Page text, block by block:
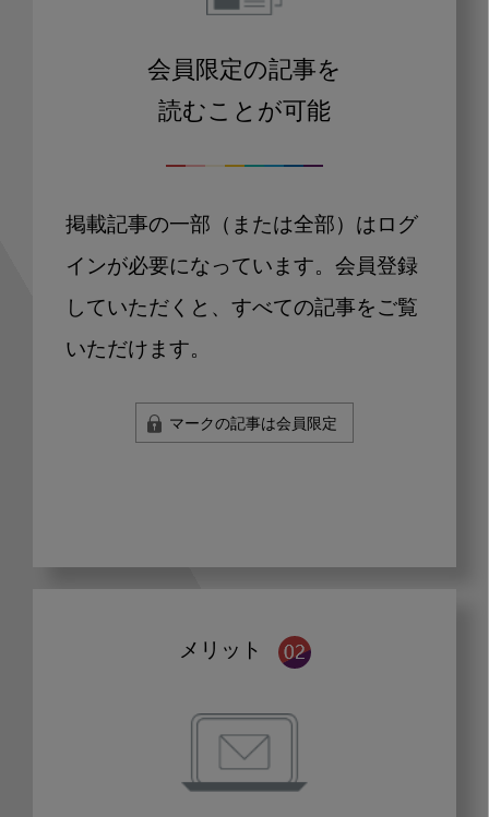
会員限定の記事を
読むことが可能
掲載記事の一部（または全部）はログ
インが必要になっています。会員登録
していただくと、すべての記事をご覧
いただけます。
マークの記事は会員限定
メリット